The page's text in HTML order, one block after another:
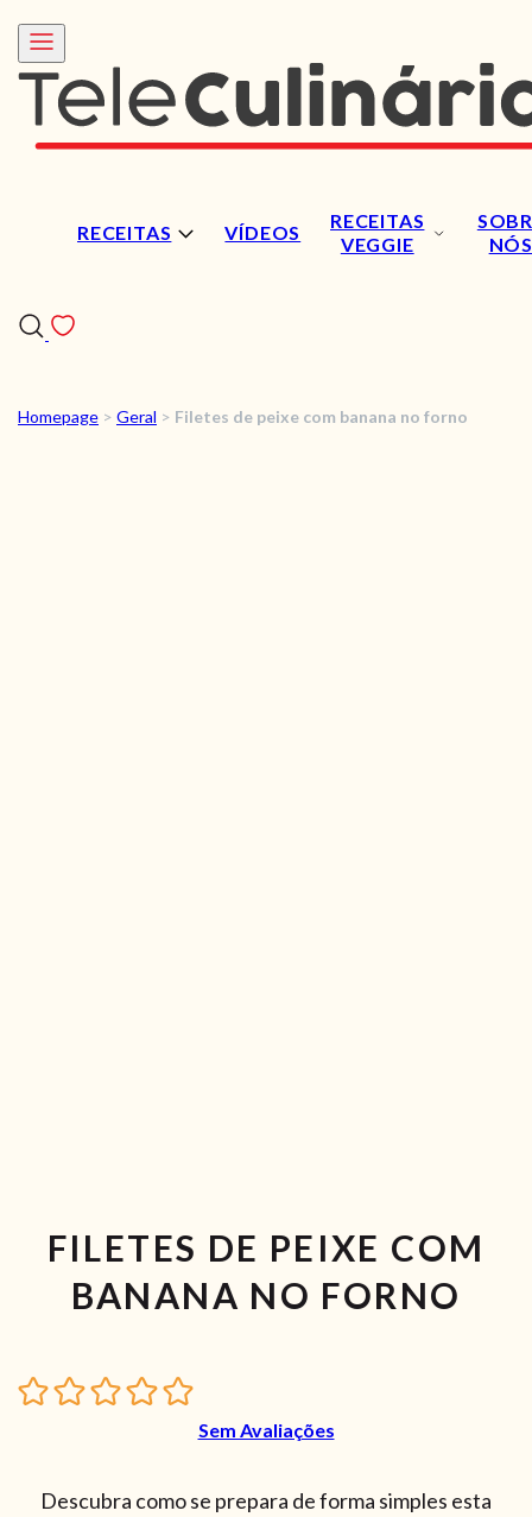
RECEITAS VÍDEOS
RECEITAS
VEGGIE
NÓS
RECEITAS
Homepage > Geral > Filetes de peixe com banana no forno
FILETES DE PEIXE COM
BANANA NO FORNO
Sem Avaliações
Descubra como se prepara de forma simples esta